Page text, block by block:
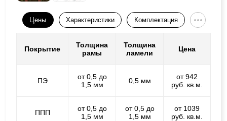
Цены Характеристики Комплектация
Покрытие
Толщина
рамы
Толщина
ламели
Цена
ПЭ
от 0,5 до
1,5 мм
0,5 мм
от 942
руб. кв.м.
ППП
от 0,5 до
1,5 мм
от 0,5 до
1,5 мм
от 1039
руб. кв.м.